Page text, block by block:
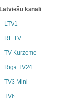
Latviešu kanāli
LTV1
RE:TV
TV Kurzeme
Riga TV24
TV3 Mini
TV6